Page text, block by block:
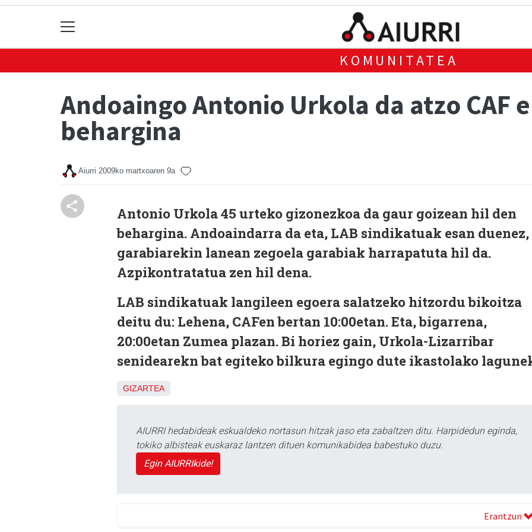
KOMUNITATEA
Andoaingo Antonio Urkola da atzo CAF
behargina
Aiurri 2009ko martxoaren 9a
Antonio Urkola 45 urteko gizonezkoa da gaur goizean hil den
behargina. Andoaindarra da eta, LAB sindikatuak esan duenez,
garabiarekin lanean zegoela garabiak harrapatuta hil da.
Azpikontratatua zen hil dena.
LAB sindikatuak langileen egoera salatzeko hitzordu bikoitza
deitu du: Lehena, CAFen bertan 10:00etan. Eta, bigarrena,
20:00etan Zumea plazan. Bi horiez gain, Urkola-Lizarribar
senidearekn bat egiteko bilkura egingo dute ikastolako
GIZARTEA
AIURRI hedabideak eskualdeko nortasun hitzak jaso eta zabaltzen ditu. Harpidedun eginda,
tokiko albisteak euskaraz lantzen dituen komunikabidea babestuko duzu.
Egin AIURRIkide!
Erantzun